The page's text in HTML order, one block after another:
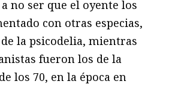
no ser que el oyente los
con otras especias,
la psicodelia, mientras
fueron los de la
los 70, en la época en